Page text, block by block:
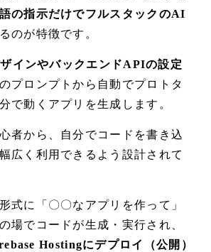
の指示だけでフルスタックのAI
のが特徴です。
インやバックエンドAPIの設定
プロンプトから自動でプロトタ
で動くアプリを生成します。
者から、自分でコードを書き込
広く利用できるよう設計されて
式に「〇〇なアプリを作って」
場でコードが生成・実行され、
Hostingにデプロイ（公開）